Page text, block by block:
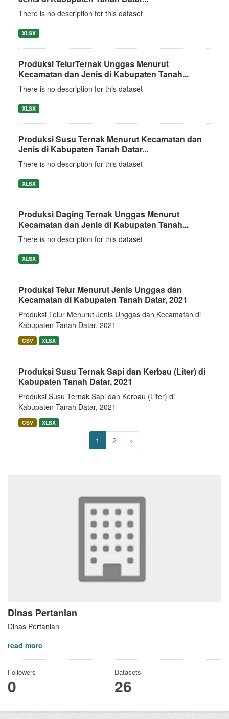
Dinas Pertanian
Dinas Pertanian
read more
Followers
0
Datasets
26
There is no description for this dataset
XLSX
Produksi TelurTernak Unggas Menurut
Kecamatan dan Jenis di Kabupaten Tanah...
There is no description for this dataset
XLSX
Produksi Susu Ternak Menurut Kecamatan dan
Jenis di Kabupaten Tanah Datar...
There is no description for this dataset
XLSX
Produksi Daging Ternak Unggas Menurut
Kecamatan dan Jenis di Kabupaten Tanah...
There is no description for this dataset
XLSX
Produksi Telur Menurut Jenis Unggas dan
Kecamatan di Kabupaten Tanah Datar, 2021
Produksi Telur Menurut Jenis Unggas dan Kecamatan di
Kabupaten Tanah Datar, 2021
CSV XLSX
Produksi Susu Ternak Sapi dan Kerbau (Liter) di
Kabupaten Tanah Datar, 2021
Produksi Susu Ternak Sapi dan Kerbau (Liter) di
Kabupaten Tanah Datar, 2021
CSV XLSX
1 2 »